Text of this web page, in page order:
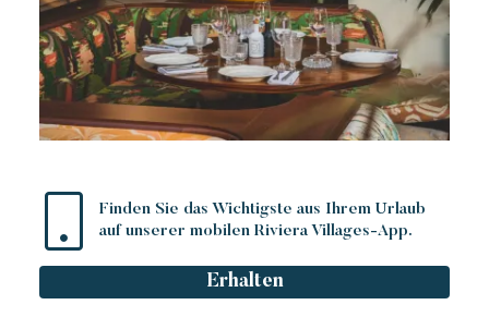
Finden Sie das Wichtigste aus Ihrem Urlaub
auf unserer mobilen Riviera Villages-App.
Erhalten